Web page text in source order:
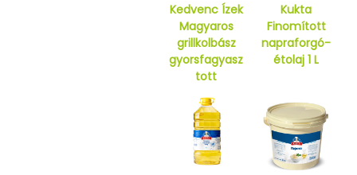
Kedvenc Ízek
Magyaros
grillkolbász
gyorsfagyasz
tott
Kukta
Finomított
napraforgó-
étolaj 1 L